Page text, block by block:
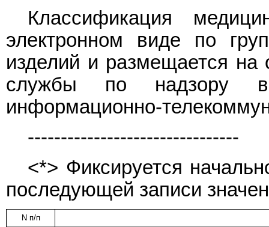
Классификация
электронном виде по
изделий и размещается
службы по надзору в
информационно-
--------------------------------
<*> Фиксируется
последующей записи
N п/п